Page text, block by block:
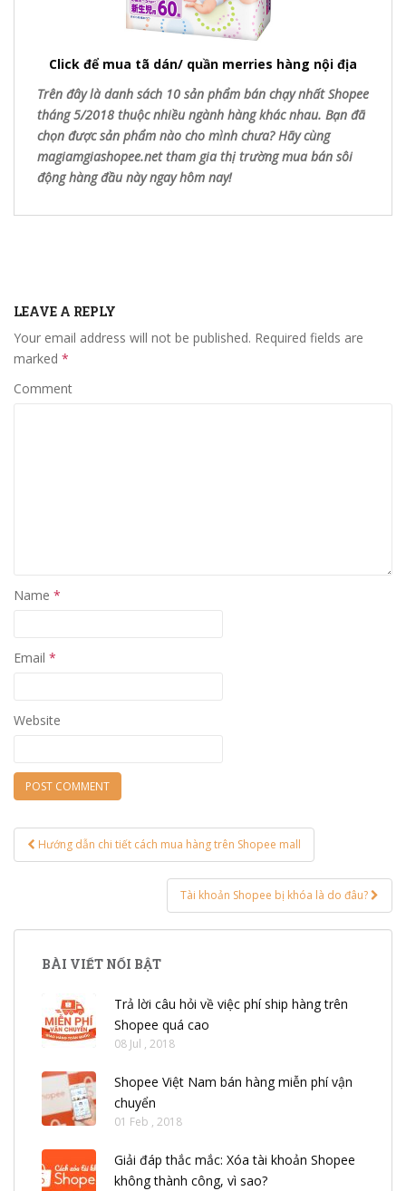
Click để mua tã dán/ quần merries hàng nội địa
Trên đây là danh sách 10 sản phẩm bán chạy nhất Shopee
tháng 5/2018 thuộc nhiều ngành hàng khác nhau. Bạn đã
chọn được sản phẩm nào cho mình chưa? Hãy cùng
magiamgiashopee.net tham gia thị trường mua bán sôi
động hàng đầu này ngay hôm nay!
LEAVE A REPLY
Your email address will not be published. Required fields are
marked *
Comment
Name *
Email *
Website
Post navigation
Hướng dẫn chi tiết cách mua hàng trên Shopee mall
Tài khoản Shopee bị khóa là do đâu?
BÀI VIẾT NỔI BẬT
Trả lời câu hỏi về việc phí ship hàng trên
Shopee quá cao
08 Jul , 2018
Shopee Việt Nam bán hàng miễn phí vận
chuyển
01 Feb , 2018
Giải đáp thắc mắc: Xóa tài khoản Shopee
không thành công, vì sao?